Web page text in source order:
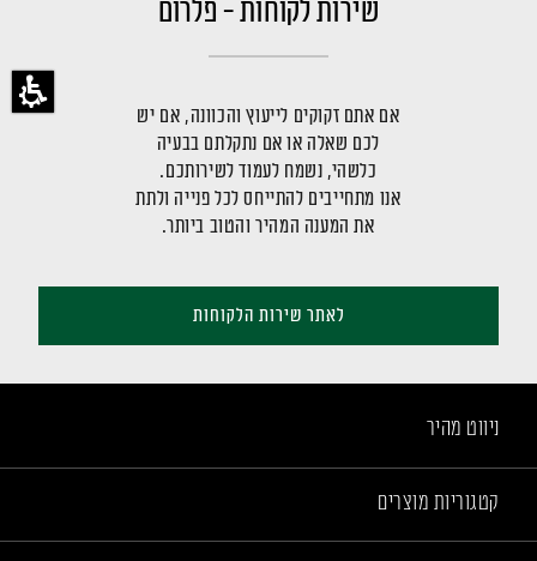
שירות לקוחות - פלרום
אם אתם זקוקים לייעוץ והכוונה, אם יש
לכם שאלה או אם נתקלתם בבעיה
כלשהי, נשמח לעמוד לשירותכם.
אנו מתחייבים להתייחס לכל פנייה ולתת
את המענה המהיר והטוב ביותר.
לאתר שירות הלקוחות
ניווט מהיר
קטגוריות מוצרים